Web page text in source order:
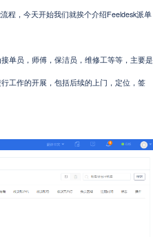
程，今天开始我们就挨个介绍Feeldesk派单
单员，师傅，保洁员，维修工等等，主要是
工作的开展，包括后续的上门，定位，签